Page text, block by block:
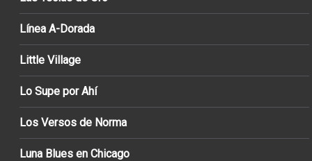
Línea A-Dorada
Little Village
Lo Supe por Ahí
Los Versos de Norma
Luna Blues en Chicago